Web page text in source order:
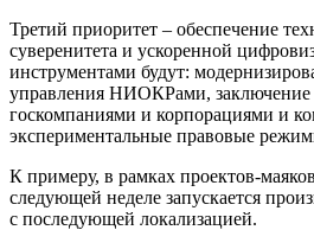
Третий приоритет – обеспечение
суверенитета и ускоренной
инструментами будут:
управления НИОКРами, заключение
госкомпаниями и корпорациями и
экспериментальные правовые
К примеру, в рамках проектов-
следующей неделе запускается
с последующей локализацией.